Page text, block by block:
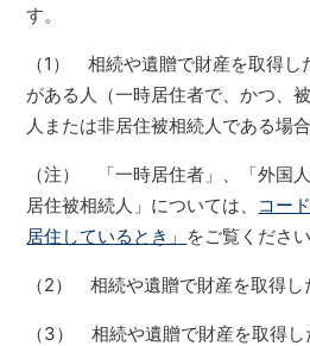
す。
（1） 相続や遺贈で財産を取得し
がある人（一時居住者で、かつ、
人または非居住被相続人である場
（注） 「一時居住者」、「外国
居住被相続人」については、 コー
居住しているとき」 をご覧ください
（2） 相続や遺贈で財産を取得し
（3） 相続や遺贈で財産を取得